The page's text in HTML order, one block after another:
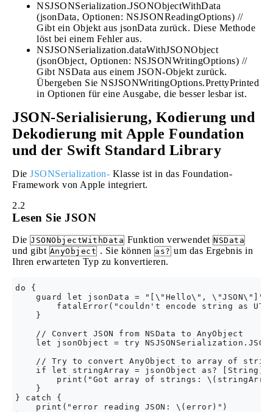
NSJSONSerialization.JSONObjectWithData
(jsonData, Optionen: NSJSONReadingOptions) //
Gibt ein Objekt aus jsonData zurück. Diese Methode
löst bei einem Fehler aus.
NSJSONSerialization.dataWithJSONObject
(jsonObject, Optionen: NSJSONWritingOptions) //
Gibt NSData aus einem JSON-Objekt zurück.
Übergeben Sie NSJSONWritingOptions.PrettyPrinted
in Optionen für eine Ausgabe, die besser lesbar ist.
JSON-Serialisierung, Kodierung und
Dekodierung mit Apple Foundation
und der Swift Standard Library
Die JSONSerialization- Klasse ist in das Foundation-
Framework von Apple integriert.
2.2
Lesen Sie JSON
Die JSONObjectWithData Funktion verwendet NSData
und gibt AnyObject . Sie können as? um das Ergebnis in
Ihren erwarteten Typ zu konvertieren.
do {
guard let jsonData = "[\"Hello\",
fatalError("couldn't encode string as
    }
    // Convert JSON from NSData to AnyObject
let jsonObject = try
// Try to convert AnyObject to array of
if let stringArray = jsonObject as? [String]
print("Got array of strings:
    }
} catch {
    print("error reading JSON: \(error)")